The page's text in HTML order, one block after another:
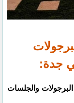
جدة:
والجلسات